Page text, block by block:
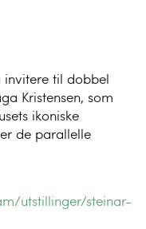
invitere til dobbel
Kristensen, som
ikoniske
de parallelle
utstillinger/steinar-